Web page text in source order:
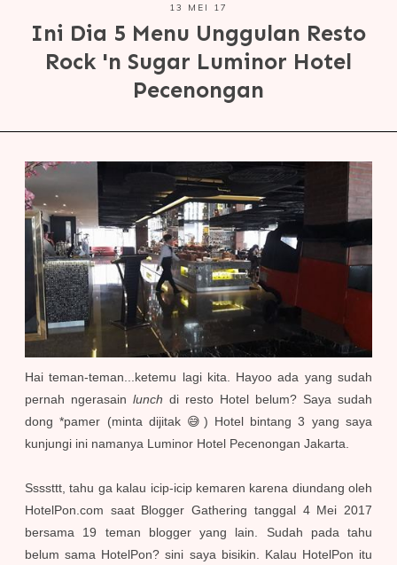
13 MEI 17
Ini Dia 5 Menu Unggulan Resto
Rock 'n Sugar Luminor Hotel
Pecenongan
Hai teman-teman...ketemu lagi kita. Hayoo ada yang sudah
pernah ngerasain lunch di resto Hotel belum? Saya sudah
dong *pamer (minta dijitak 😅) Hotel bintang 3 yang saya
kunjungi ini namanya Luminor Hotel Pecenongan Jakarta.
Ssssttt, tahu ga kalau icip-icip kemaren karena diundang oleh
HotelPon.com saat Blogger Gathering tanggal 4 Mei 2017
bersama 19 teman blogger yang lain. Sudah pada tahu
belum sama HotelPon? sini saya bisikin. Kalau HotelPon itu